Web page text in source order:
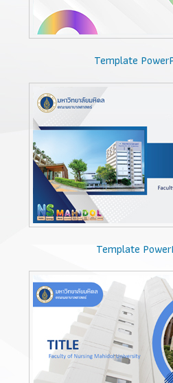
Template
Template